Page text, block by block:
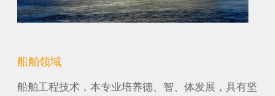
船舶领域
船舶工程技术，本专业培养德、智、体发展，具有坚